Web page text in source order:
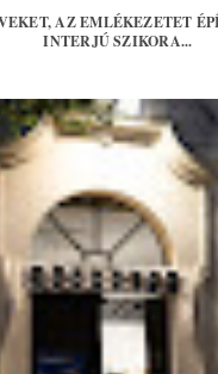
AZ EMLÉKEZETET
INTERJÚ SZIKORA...